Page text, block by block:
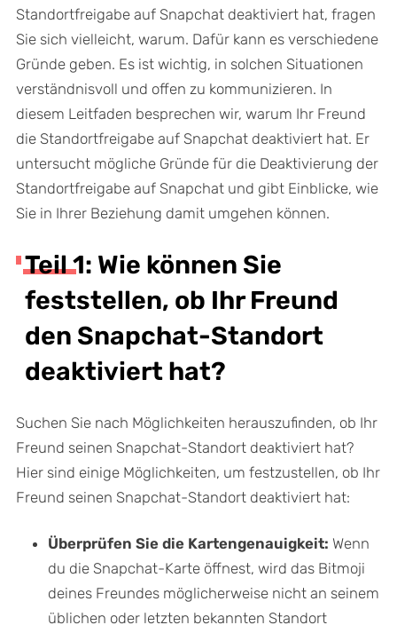
Standortfreigabe auf Snapchat deaktiviert hat, fragen
Sie sich vielleicht, warum. Dafür kann es verschiedene
Gründe geben. Es ist wichtig, in solchen Situationen
verständnisvoll und offen zu kommunizieren. In
diesem Leitfaden besprechen wir, warum Ihr Freund
die Standortfreigabe auf Snapchat deaktiviert hat. Er
untersucht mögliche Gründe für die Deaktivierung der
Standortfreigabe auf Snapchat und gibt Einblicke, wie
Sie in Ihrer Beziehung damit umgehen können.
Teil 1: Wie können Sie
feststellen, ob Ihr Freund
den Snapchat-Standort
deaktiviert hat?
Suchen Sie nach Möglichkeiten herauszufinden, ob Ihr
Freund seinen Snapchat-Standort deaktiviert hat?
Hier sind einige Möglichkeiten, um festzustellen, ob Ihr
Freund seinen Snapchat-Standort deaktiviert hat:
Überprüfen Sie die Kartengenauigkeit: Wenn
du die Snapchat-Karte öffnest, wird das Bitmoji
deines Freundes möglicherweise nicht an seinem
üblichen oder letzten bekannten Standort